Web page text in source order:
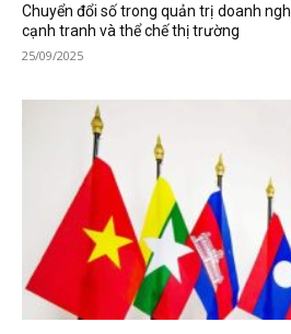
Chuyển đổi số trong quản trị doanh
cạnh tranh và thể chế thị trường
25/09/2025